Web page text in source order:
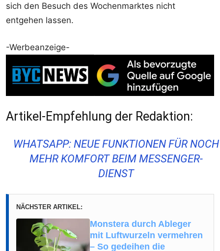
sich den Besuch des Wochenmarktes nicht
entgehen lassen.
-Werbeanzeige-
Artikel-Empfehlung der Redaktion:
WHATSAPP: NEUE FUNKTIONEN FÜR NOCH
MEHR KOMFORT BEIM MESSENGER-
DIENST
NÄCHSTER ARTIKEL:
Monstera durch Ableger
mit Luftwurzeln vermehren
– So gedeihen die